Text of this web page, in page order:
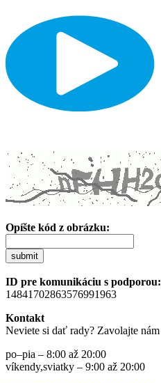
Opíšte kód z obrázku:
submit
ID pre komunikáciu s podporou:
14841702863576991963
Kontakt
Neviete si dať rady? Zavolajte nám
po–pia – 8:00 až 20:00
víkendy,sviatky – 9:00 až 20:00